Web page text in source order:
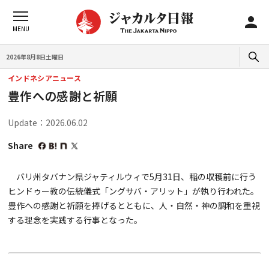
2026年8月8日土曜日
インドネシアニュース
豊作への感謝と祈願
Update：2026.06.02
Share
バリ州タバナン県ジャティルウィで5月31日、稲の収穫前に行う
ヒンドゥー教の伝統儀式「ングサバ・アリット」が執り行われた。
豊作への感謝と祈願を捧げるとともに、人・自然・神の調和を重視
する理念を実践する行事となった。